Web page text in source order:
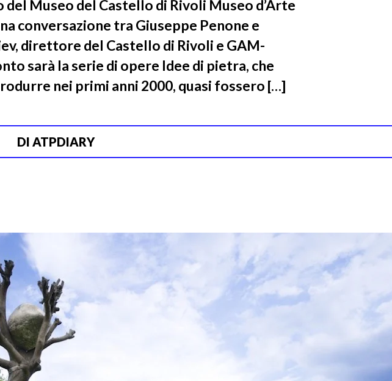
del Museo del Castello di Rivoli Museo d’Arte
conversazione tra Giuseppe Penone e
direttore del Castello di Rivoli e GAM-
sarà la serie di opere Idee di pietra, che
nei primi anni 2000, quasi fossero […]
DI ATPDIARY